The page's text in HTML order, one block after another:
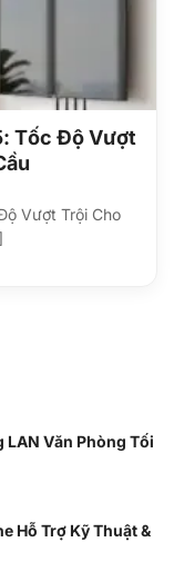
Tốc Độ Vượt
Vượt Trội Cho
LAN Văn Phòng Tối
Hỗ Trợ Kỹ Thuật &